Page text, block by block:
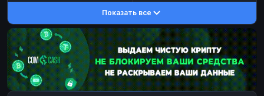
DASH
Toncoin TON
Dogecoin DOGE
TRX TRON
Bitcoin Cash BCH
DASH
Toncoin TON
Dogecoin DOGE
TRX TRON
Bitcoin Cash BCH
Показать все